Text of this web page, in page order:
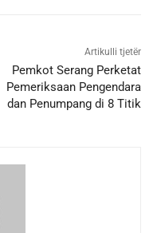
Artikulli tjetër
Pemkot Serang Perketat
Pemeriksaan Pengendara
dan Penumpang di 8 Titik